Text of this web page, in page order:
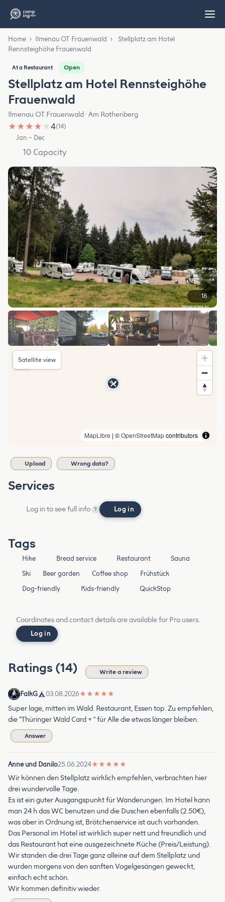
Home › Ilmenau OT Frauenwald ›
Stellplatz am Hotel
Rennsteighöhe Frauenwald
At a Restaurant Open
Stellplatz am Hotel Rennsteighöhe
Frauenwald
Ilmenau OT Frauenwald · Am Rothenberg
★ ★ ★ ★ ★4(14)
Jan – Dec
10 Capacity
18
MapLibre | ©OpenStreetMapcontributors
Satellite view
Upload Wrong data?
Services
Log in to see full info ? Log in
Tags
Hike Bread service Restaurant
Sauna
Ski
Beer garden Coffee shop
Frühstück
Dog-friendly
Kids-friendly QuickStop
Coordinates and contact details are available for Pro users.
Log in
Ratings (14) Write a review
FalkG 03.08.2026★ ★ ★ ★ ★
Super lage, mitten im Wald. Restaurant, Essen top. Zu empfehlen,
die "Thüringer Wald Card + " für Alle die etwas länger bleiben.
Answer
Anne und Danilo25.06.2024★ ★ ★ ★ ★
Wir können den Stellplatz wirklich empfehlen, verbrachten hier
drei wundervolle Tage.
Es ist ein guter Ausgangspunkt für Wanderungen. Im Hotel kann
man 24 h das WC benutzen und die Duschen ebenfalls (2.50€),
was aber in Ordnung ist, Brötchenservice ist auch vorhanden.
Das Personal im Hotel ist wirklich super nett und freundlich und
das Restaurant hat eine ausgezeichnete Küche (Preis/Leistung).
Wir standen die drei Tage ganz alleine auf dem Stellplatz und
wurden morgens von den sanften Vogelgesängen geweckt,
einfach echt schön.
Wir kommen definitiv wieder.